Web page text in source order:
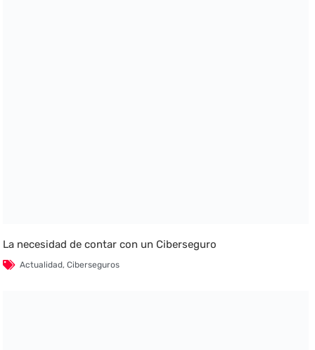
La necesidad de contar con un Ciberseguro
Actualidad,Ciberseguros